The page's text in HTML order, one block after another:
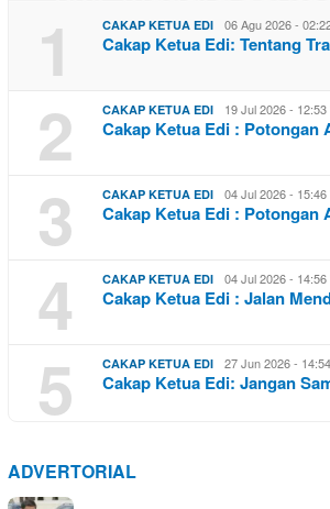
1 CAKAP KETUA EDI 06 Agu 2026 -
Cakap Ketua Edi: Tentang
2 CAKAP KETUA EDI 19 Jul 2026 - 12:53
Cakap Ketua Edi :
3 CAKAP KETUA EDI 04 Jul 2026 - 15:46
Cakap Ketua Edi :
4 CAKAP KETUA EDI 04 Jul 2026 - 14:56
Cakap Ketua Edi : Jalan
5 CAKAP KETUA EDI 27 Jun 2026 -
Cakap Ketua Edi: Jangan
ADVERTORIAL